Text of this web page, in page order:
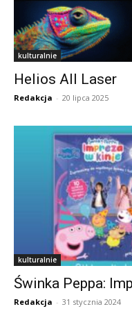
kulturalnie
Helios All Laser
Redakcja - 20 lipca 2025
kulturalnie
Świnka Peppa:
Redakcja - 31 stycznia 2024